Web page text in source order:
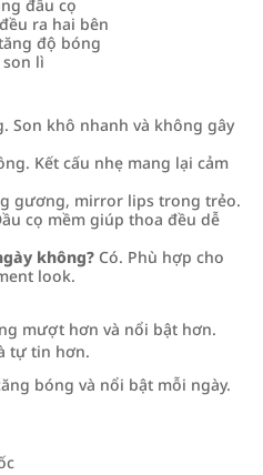
đầu cọ
ra hai bên
độ bóng
lì
Son khô nhanh và không gây
Kết cấu nhẹ mang lại cảm
gương, mirror lips trong trẻo.
cọ mềm giúp thoa đều dễ
không? Có. Phù hợp cho
look.
mượt hơn và nổi bật hơn.
tự tin hơn.
bóng và nổi bật mỗi ngày.